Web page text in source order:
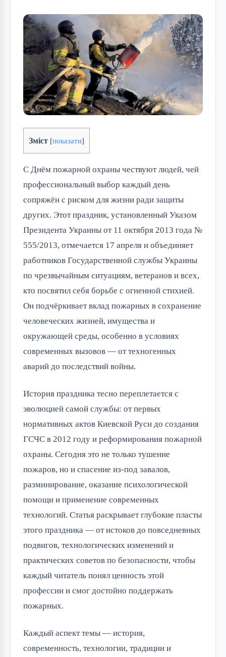
Зміст [показати]
С Днём пожарной охраны чествуют людей, чей
профессиональный выбор каждый день
сопряжён с риском для жизни ради защиты
других. Этот праздник, установленный Указом
Президента Украины от 11 октября 2013 года №
555/2013, отмечается 17 апреля и объединяет
работников Государственной службы Украины
по чрезвычайным ситуациям, ветеранов и всех,
кто посвятил себя борьбе с огненной стихией.
Он подчёркивает вклад пожарных в сохранение
человеческих жизней, имущества и
окружающей среды, особенно в условиях
современных вызовов — от техногенных
аварий до последствий войны.
История праздника тесно переплетается с
эволюцией самой службы: от первых
нормативных актов Киевской Руси до создания
ГСЧС в 2012 году и реформирования пожарной
охраны. Сегодня это не только тушение
пожаров, но и спасение из-под завалов,
разминирование, оказание психологической
помощи и применение современных
технологий. Статья раскрывает глубокие пласты
этого праздника — от истоков до повседневных
подвигов, технологических изменений и
практических советов по безопасности, чтобы
каждый читатель понял ценность этой
профессии и смог достойно поддержать
пожарных.
Каждый аспект темы — история,
современность, технологии, традиции и